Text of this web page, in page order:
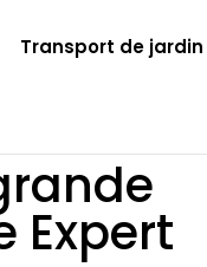
Transport de jardin
Expert